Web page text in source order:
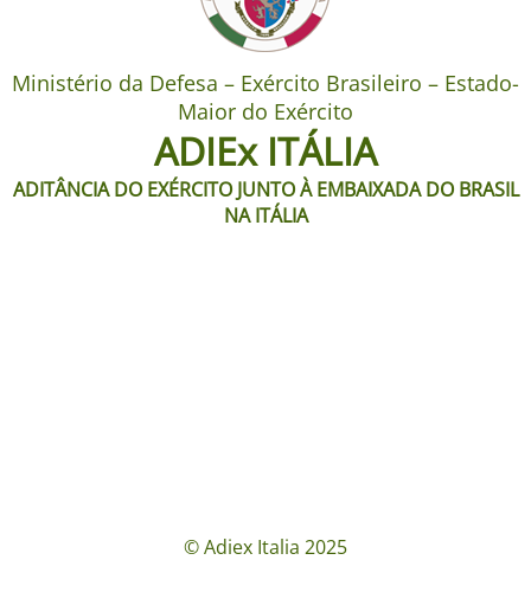
Ministério da Defesa – Exército Brasileiro – Estado-
Maior do Exército
ADIEx ITÁLIA
ADITÂNCIA DO EXÉRCITO JUNTO À EMBAIXADA DO BRASIL
NA ITÁLIA
© Adiex Italia 2025